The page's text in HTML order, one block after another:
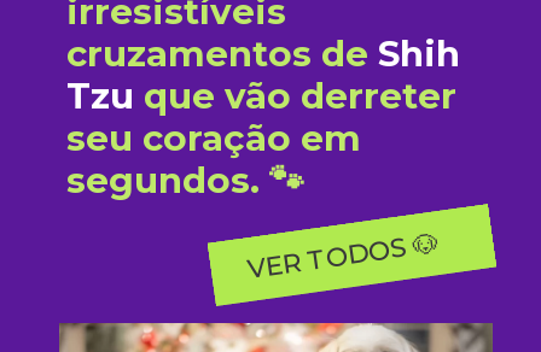
VER TODOS 🐶
irresistíveis
cruzamentos deShih
Tzu que vão derreter
seu coração em
segundos. 🐾